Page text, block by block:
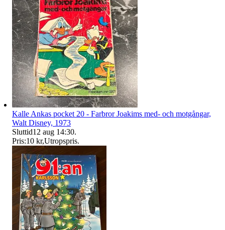
Kalle Ankas pocket 20 - Farbror Joakims med- och motgångar,
Walt Disney, 1973
Sluttid12 aug 14:30.
Pris:10 kr,Utropspris.